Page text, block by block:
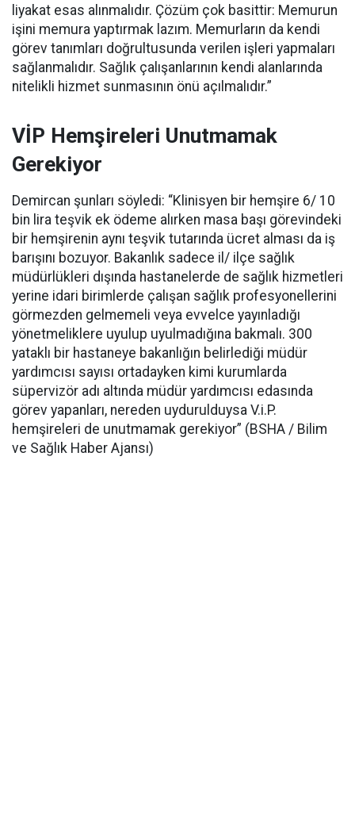
liyakat esas alınmalıdır. Çözüm çok basittir: Memurun
işini memura yaptırmak lazım. Memurların da kendi
görev tanımları doğrultusunda verilen işleri yapmaları
sağlanmalıdır. Sağlık çalışanlarının kendi alanlarında
nitelikli hizmet sunmasının önü açılmalıdır.”
VİP Hemşireleri Unutmamak
Gerekiyor
Demircan şunları söyledi: “Klinisyen bir hemşire 6/ 10
bin lira teşvik ek ödeme alırken masa başı görevindeki
bir hemşirenin aynı teşvik tutarında ücret alması da iş
barışını bozuyor. Bakanlık sadece il/ ilçe sağlık
müdürlükleri dışında hastanelerde de sağlık hizmetleri
yerine idari birimlerde çalışan sağlık profesyonellerini
görmezden gelmemeli veya evvelce yayınladığı
yönetmeliklere uyulup uyulmadığına bakmalı. 300
yataklı bir hastaneye bakanlığın belirlediği müdür
yardımcısı sayısı ortadayken kimi kurumlarda
süpervizör adı altında müdür yardımcısı edasında
görev yapanları, nereden uydurulduysa V.i.P.
hemşireleri de unutmamak gerekiyor” (BSHA / Bilim
ve Sağlık Haber Ajansı)